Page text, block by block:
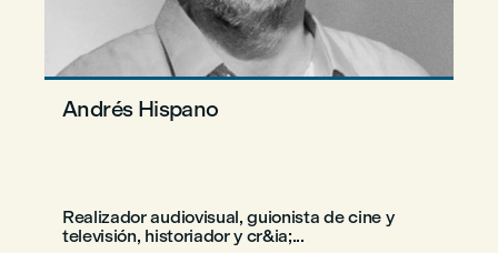
Andrés Hispano
Realizador audiovisual, guionista de cine y
televisión, historiador y cr&ia;...